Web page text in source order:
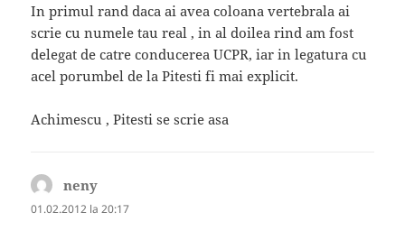
In primul rand daca ai avea coloana vertebrala ai
scrie cu numele tau real , in al doilea rind am fost
delegat de catre conducerea UCPR, iar in legatura cu
acel porumbel de la Pitesti fi mai explicit.
Achimescu , Pitesti se scrie asa
neny
01.02.2012 la 20:17